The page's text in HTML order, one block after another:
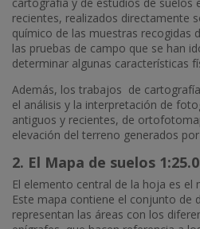
recientes, realizados directamente
químico de las muestras recogidas
las pruebas de campo que se han
determinar algunas características
Además, los trabajos de
el análisis y la interpretación de
antiguos y recientes, de
elevación del terreno generados por
2. El Mapa de suelos
El elemento central de la hoja es el
Este mapa contiene el conjunto de
representan las áreas con los